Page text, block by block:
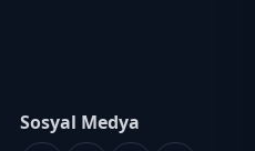
Sosyal Medya